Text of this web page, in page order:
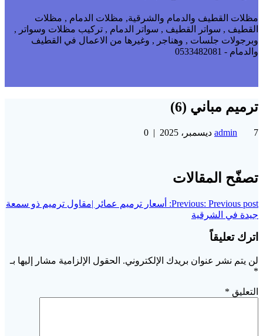
مظلات القطيف والدمام والشرقية, مظلات الدمام , مظلات
القطيف , سواتر القطيف , سواتر الدمام , تركيب مظلات وسواتر ,
وبرجولات جلسات , وهناجر , وغيرها من الاعمال في القطيف
والدمام - 0533482081
ترميم مباني (6)
admin 7 ديسمبر، 2025 |
0
تصفّح المقالات
Previous: Previous post:
أسعار ترميم عمائر |مقاول ترميم ذو سمعة
جيدة في الشرقية
اترك تعليقاً
لن يتم نشر عنوان بريدك الإلكتروني. الحقول الإلزامية مشار إليها بـ
*
التعليق *